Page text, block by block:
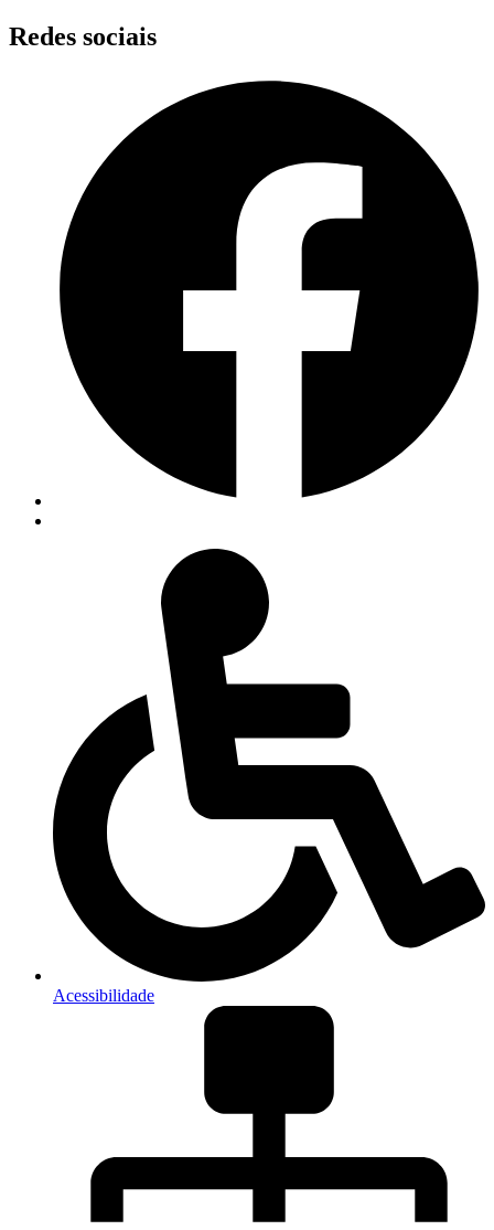
Skip
to
Redes sociais
Acessibilidade